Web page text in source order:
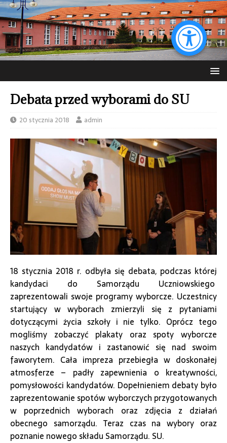
Debata przed wyborami do SU
20 stycznia 2018 admin
18 stycznia 2018 r. odbyła się debata, podczas której
kandydaci do Samorządu Uczniowskiego
zaprezentowali swoje programy wyborcze. Uczestnicy
startujący w wyborach zmierzyli się z pytaniami
dotyczącymi życia szkoły i nie tylko. Oprócz tego
mogliśmy zobaczyć plakaty oraz spoty wyborcze
naszych kandydatów i zastanowić się nad swoim
faworytem. Cała impreza przebiegła w doskonałej
atmosferze – padły zapewnienia o kreatywności,
pomysłowości kandydatów. Dopełnieniem debaty było
zaprezentowanie spotów wyborczych przygotowanych
w poprzednich wyborach oraz zdjęcia z działań
obecnego samorządu. Teraz czas na wybory oraz
poznanie nowego składu Samorządu. SU.